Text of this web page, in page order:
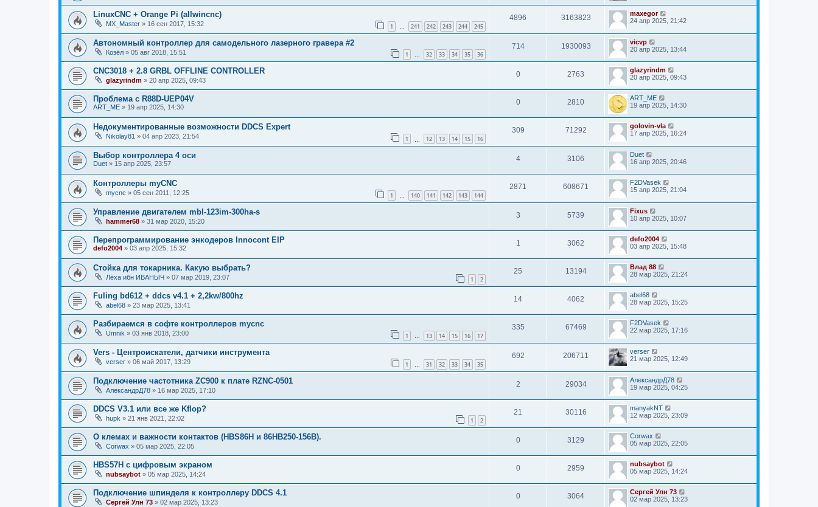
LinuxCNC + Orange Pi (allwincnc)
MX_Master » 16 сен 2017, 15:32 1 … 241 242 243 244 245
4896 3163823
maxegor
24 апр 2025, 21:42
Автономный контроллер для самодельного лазерного гравера #2
Козёл » 05 авг 2018, 15:51 1 32 33 34 35 36
714 1930093
vicvp
20 апр 2025, 13:44
CNC3018 + 2.8 GRBL OFFLINE CONTROLLER
glazyrindm » 20 апр 2025, 09:43
0 2763
glazyrindm
20 апр 2025, 09:43
Проблема с R88D-UEP04V
ART_ME » 19 апр 2025, 14:30
0 2810
ART_ME
19 апр 2025, 14:30
Недокументированные возможности DDCS Expert
Nikolay81 » 04 апр 2023, 21:54 1 12 13 14 15 16
309 71292
golovin-vla
17 апр 2025, 16:24
Выбор контроллера 4 оси
Duet » 15 апр 2025, 23:57
4 3106
Duet
16 апр 2025, 20:46
Контроллеры myCNC
mycnc » 05 сен 2011, 12:25 1 … 140 141 142 143 144
2871 608671
F2DVasek
15 апр 2025, 21:04
Управление двигателем mbl-123im-300ha-s
hammer68 » 31 мар 2020, 15:20
3 5739
Fixus
10 апр 2025, 10:07
Перепрограммирование энкодеров Innocont EIP
defo2004 » 03 апр 2025, 15:32
1 3062
defo2004
03 апр 2025, 15:48
Стойка для токарника. Какую выбрать?
Лёха ибн ИВАНЫЧ » 07 мар 2019, 23:07 1 2
25 13194
Влад 88
28 мар 2025, 21:24
Fuling bd612 + ddcs v4.1 + 2,2kw/800hz
abel68 » 23 мар 2025, 13:41
14 4062
abel68
28 мар 2025, 15:25
Разбираемся в софте контроллеров mycnc
Umnik » 03 янв 2018, 23:00 1 … 13 14 15 16 17
335 67469
F2DVasek
22 мар 2025, 17:16
Vers - Центроискатели, датчики инструмента
verser » 06 май 2017, 13:29 1 … 31 32 33 34 35
692 206711
verser
21 мар 2025, 12:49
Подключение частотника ZC900 к плате RZNC-0501
АлександрД78 » 16 мар 2025, 17:10
2 29034
АлександрД78
19 мар 2025, 04:25
DDCS V3.1 или все же Kflop?
hupk » 21 янв 2021, 22:02 1 2
21 30116
manyakNT
12 мар 2025, 23:09
О клемах и важности контактов (HBS86H и 86HB250-156B).
Corwax » 05 мар 2025, 22:05
0 3129
Corwax
05 мар 2025, 22:05
HBS57H с цифровым экраном
nubsaybot » 05 мар 2025, 14:24
0 2959
nubsaybot
05 мар 2025, 14:24
Подключение шпинделя к контроллеру DDCS 4.1
Сергей Улн 73 » 02 мар 2025, 13:23
0 3064
Сергей Улн 73
02 мар 2025, 13:23